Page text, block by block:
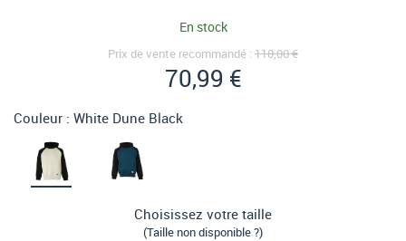
En stock
Prix de vente recommandé : 110,00 €
70,99 €
Couleur : White Dune Black
Choisissez votre taille
(Taille non disponible ?)